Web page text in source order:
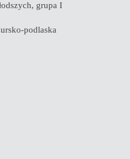
grupa I
podlaska